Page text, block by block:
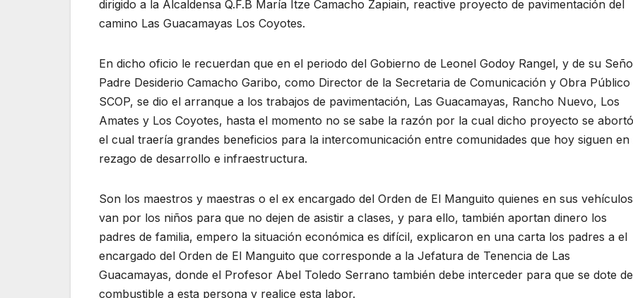
dirigido a la Alcaldensa Q.F.B María Itze Camacho Zapiain, reactive proyecto de pavimentación del
camino Las Guacamayas Los Coyotes.
En dicho oficio le recuerdan que en el periodo del Gobierno de Leonel Godoy Rangel, y de su
Padre Desiderio Camacho Garibo, como Director de la Secretaria de Comunicación y Obra Público
SCOP, se dio el arranque a los trabajos de pavimentación, Las Guacamayas, Rancho Nuevo, Los
Amates y Los Coyotes, hasta el momento no se sabe la razón por la cual dicho proyecto se abortó
el cual traería grandes beneficios para la intercomunicación entre comunidades que hoy siguen en
rezago de desarrollo e infraestructura.
Son los maestros y maestras o el ex encargado del Orden de El Manguito quienes en sus vehículos
van por los niños para que no dejen de asistir a clases, y para ello, también aportan dinero los
padres de familia, empero la situación económica es difícil, explicaron en una carta los padres a el
encargado del Orden de El Manguito que corresponde a la Jefatura de Tenencia de Las
Guacamayas, donde el Profesor Abel Toledo Serrano también debe interceder para que se dote de
combustible a esta persona y realice esta labor.